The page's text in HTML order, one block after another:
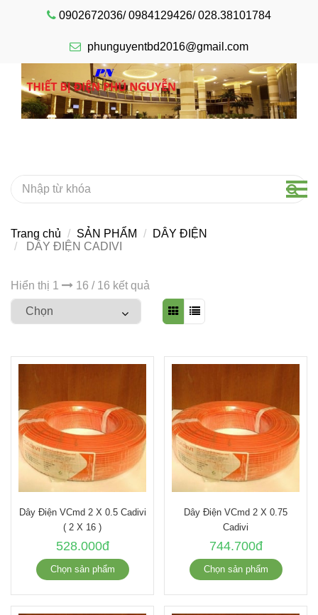
0902672036/ 0984129426/ 028.38101784
phunguyentbd2016@gmail.com
Trang chủ SẢN PHẨM
DÂY ĐIỆN
DÂY ĐIỆN CADIVI
Hiển thị 1 16 / 16 kết quả
Dây Điện VCmd 2 X 0.5 Cadivi
( 2 X 16 )
528.000đ
Chọn sản phẩm
Dây Điện VCmd 2 X 0.75
Cadivi
744.700đ
Chọn sản phẩm